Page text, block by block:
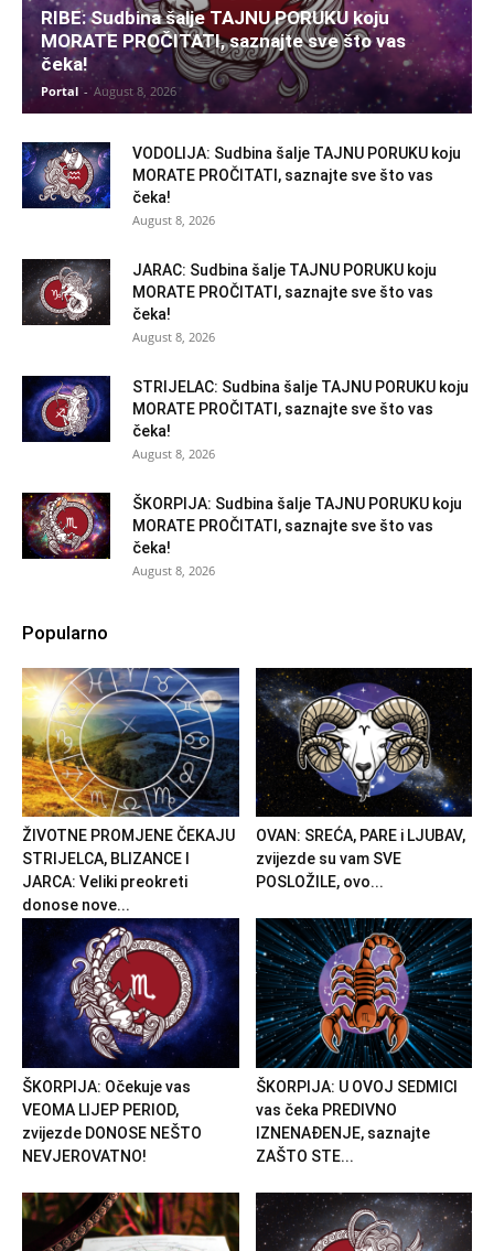
RIBE: Sudbina šalje TAJNU PORUKU koju
MORATE PROČITATI, saznajte sve što vas
čeka!
Portal - August 8, 2026
VODOLIJA: Sudbina šalje TAJNU PORUKU koju
MORATE PROČITATI, saznajte sve što vas
čeka!
August 8, 2026
JARAC: Sudbina šalje TAJNU PORUKU koju
MORATE PROČITATI, saznajte sve što vas
čeka!
August 8, 2026
STRIJELAC: Sudbina šalje TAJNU PORUKU koju
MORATE PROČITATI, saznajte sve što vas
čeka!
August 8, 2026
ŠKORPIJA: Sudbina šalje TAJNU PORUKU koju
MORATE PROČITATI, saznajte sve što vas
čeka!
August 8, 2026
Popularno
ŽIVOTNE PROMJENE ČEKAJU
STRIJELCA, BLIZANCE I
JARCA: Veliki preokreti
donose nove...
OVAN: SREĆA, PARE i LJUBAV,
zvijezde su vam SVE
POSLOŽILE, ovo...
ŠKORPIJA: Očekuje vas
VEOMA LIJEP PERIOD,
zvijezde DONOSE NEŠTO
NEVJEROVATNO!
ŠKORPIJA: U OVOJ SEDMICI
vas čeka PREDIVNO
IZNENAĐENJE, saznajte
ZAŠTO STE...